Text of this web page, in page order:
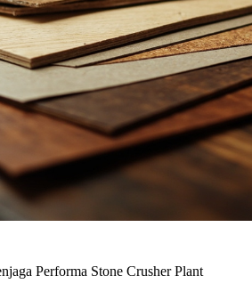
Performa Stone Crusher Plant